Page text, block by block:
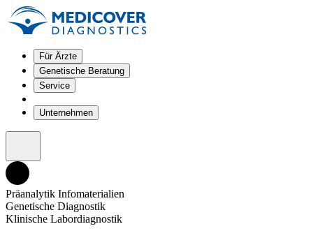
Für Ärzte
Genetische Beratung
Service
Unternehmen
Präanalytik Infomaterialien
Genetische Diagnostik
Klinische Labordiagnostik